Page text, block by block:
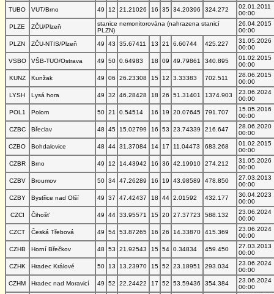
TUBO
VUT/Brno 49 12 21.21026 16 35 34.20396 324.272
02.01.2011
00:00
PLZE
ZČU/Plzeň
stanice nemonitorována (nahrazena stanicí
PLZN)
26.04.2015
00:00
PLZN
ZČU-NTIS/Plzeň 49 43 35.67411 13 21 6.60744 425.227
31.05.2026
00:00
VSBO
VŠB-TUO/Ostrava 49 50 0.64983 18 09 49.79861 340.895
01.02.2015
00:00
KUNZ
Kunžak 49 06 26.23308 15 12 3.33383 702.511
28.06.2015
00:00
LYSH
Lysá hora 49 32 46.28428 18 26 51.31401 1374.903
23.06.2024
00:00
POL1
Polom 50 21 0.54514 16 19 20.07645 791.707
15.05.2016
00:00
CZBC
Břeclav 48 45 15.02799 16 53 23.74339 216.647
28.06.2020
00:00
CZBO
Bohdalovice 48 44 31.37084 14 17 11.04473 683.268
01.02.2015
00:00
CZBR
Brno 49 12 14.43942 16 36 42.19910 274.212
31.05.2026
00:00
CZBV
Broumov 50 34 47.26289 16 19 43.98589 478.850
27.03.2013
00:00
CZBY
Bystřice nad Olší 49 37 47.42437 18 44 2.01592 432.177
30.04.2023
00:00
CZCI
Čihošť 49 44 33.95571 15 20 27.37723 588.132
23.06.2024
00:00
CZCT
Česká Třebová 49 54 53.87265 16 26 14.33870 415.369
23.06.2024
00:00
CZHB
Horní Břečkov 48 53 21.92543 15 54 0.34834 459.450
27.03.2013
00:00
CZHK
Hradec Králové 50 13 13.23970 15 52 23.18951 293.034
23.06.2024
00:00
CZHM
Hradec nad Moravicí 49 52 22.24422 17 52 53.59436 354.384
23.06.2024
00:00